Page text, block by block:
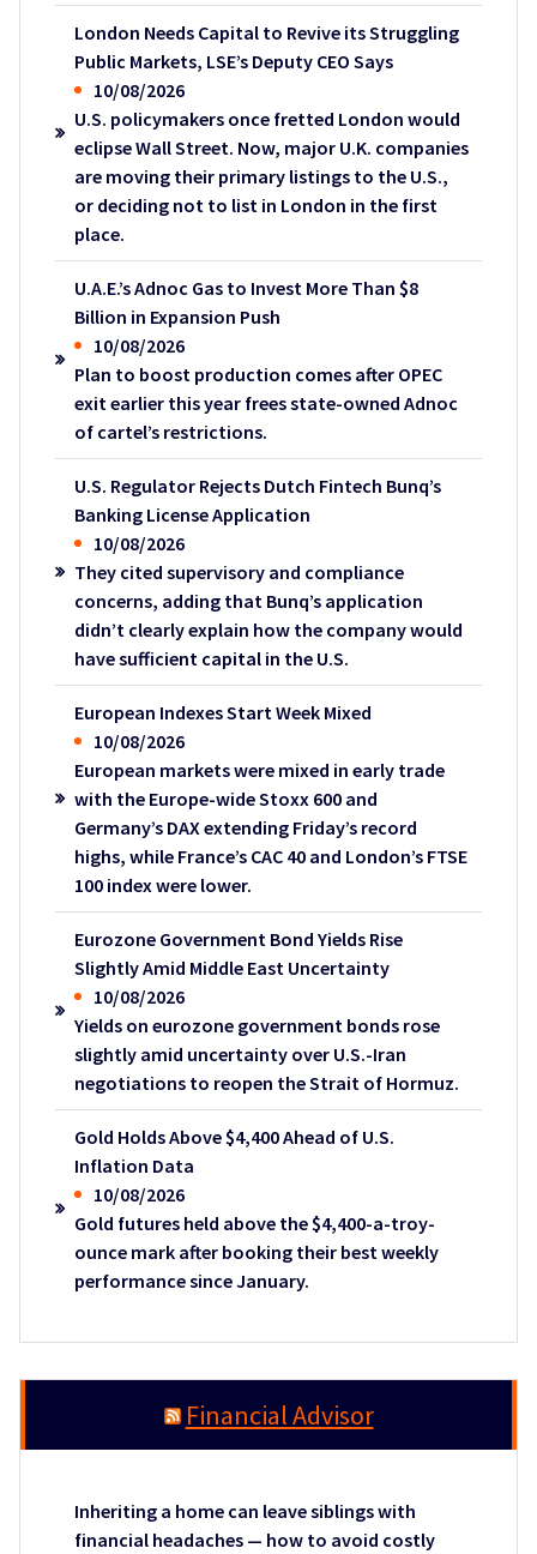
London Needs Capital to Revive its Struggling
Public Markets, LSE’s Deputy CEO Says
10/08/2026
U.S. policymakers once fretted London would
eclipse Wall Street. Now, major U.K. companies
are moving their primary listings to the U.S.,
or deciding not to list in London in the first
place.
U.A.E.’s Adnoc Gas to Invest More Than $8
Billion in Expansion Push
10/08/2026
Plan to boost production comes after OPEC
exit earlier this year frees state-owned Adnoc
of cartel’s restrictions.
U.S. Regulator Rejects Dutch Fintech Bunq’s
Banking License Application
10/08/2026
They cited supervisory and compliance
concerns, adding that Bunq’s application
didn’t clearly explain how the company would
have sufficient capital in the U.S.
European Indexes Start Week Mixed
10/08/2026
European markets were mixed in early trade
with the Europe-wide Stoxx 600 and
Germany’s DAX extending Friday’s record
highs, while France’s CAC 40 and London’s FTSE
100 index were lower.
Eurozone Government Bond Yields Rise
Slightly Amid Middle East Uncertainty
10/08/2026
Yields on eurozone government bonds rose
slightly amid uncertainty over U.S.-Iran
negotiations to reopen the Strait of Hormuz.
Gold Holds Above $4,400 Ahead of U.S.
Inflation Data
10/08/2026
Gold futures held above the $4,400-a-troy-
ounce mark after booking their best weekly
performance since January.
Financial Advisor
Inheriting a home can leave siblings with
financial headaches — how to avoid costly